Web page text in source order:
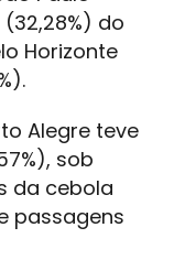
do
Horizonte
Alegre teve
sob
da cebola
passagens